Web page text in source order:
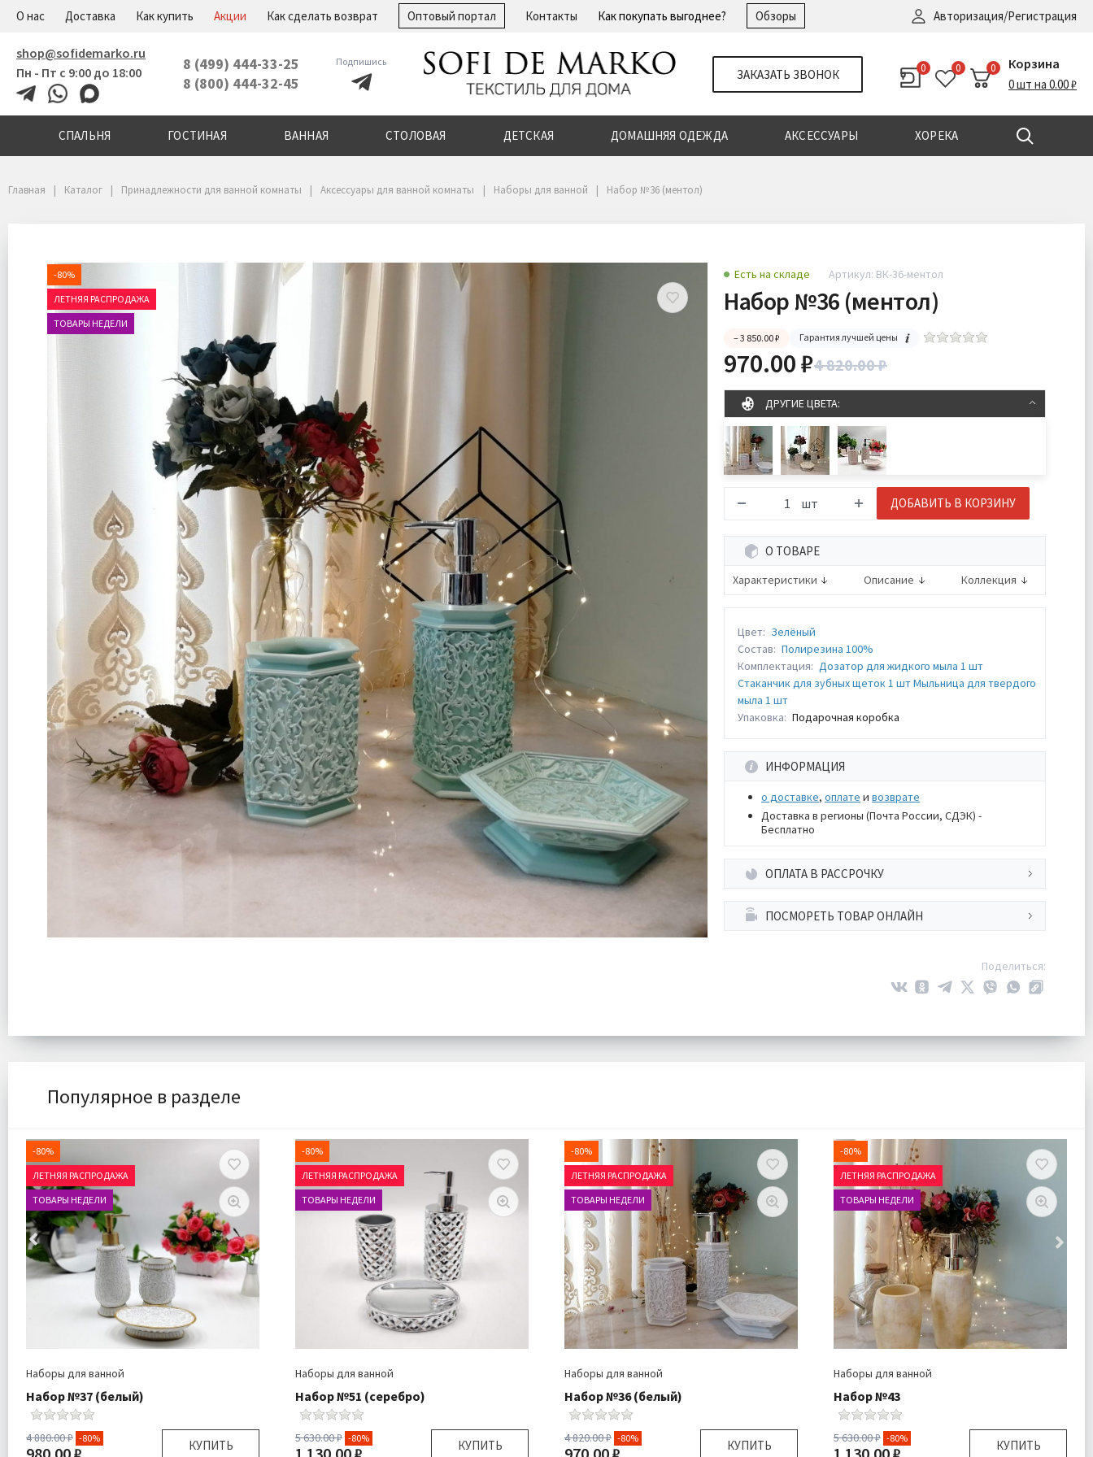
О нас Доставка Как купить Акции Как сделать возврат Оптовый портал Контакты Как покупать выгоднее? Обзоры Авторизация/Регистрация
shop@sofidemarko.ru
Пн - Пт с 9:00 до 18:00
8 (499) 444-33-25
8 (800) 444-32-45
Подпишись
ЗАКАЗАТЬ ЗВОНОК 0 0 0 Корзина
0 шт на 0.00 ₽
СПАЛЬНЯ ГОСТИНАЯ ВАННАЯ СТОЛОВАЯ ДЕТСКАЯ ДОМАШНЯЯ ОДЕЖДА АКСЕССУАРЫ ХОРЕКА
Регистрация
Главная Каталог Принадлежности для ванной комнаты Аксессуары для ванной комнаты Наборы для ванной Набор №36 (ментол)
-80%
ЛЕТНЯЯ РАСПРОДАЖА
ТОВАРЫ НЕДЕЛИ
Есть на складе Артикул: ВК-36-ментол
Набор №36 (ментол)
– 3 850.00 ₽ Гарантия лучшей цены
970.00 ₽4 820.00 ₽
ДРУГИЕ ЦВЕТА:
шт ДОБАВИТЬ В КОРЗИНУ
О ТОВАРЕ
Характеристики Описание Коллекция
Цвет: Зелёный
Состав: Полирезина 100%
Комплектация: Дозатор для жидкого мыла 1 шт
Стаканчик для зубных щеток 1 шт Мыльница для твердого
мыла 1 шт
Упаковка: Подарочная коробка
ИНФОРМАЦИЯ
о доставке, оплате и возврате
Доставка в регионы (Почта России, СДЭК) -
Бесплатно
ОПЛАТА В РАССРОЧКУ
ПОСМОРЕТЬ ТОВАР ОНЛАЙН
Поделиться:
Популярное в разделе
-80%
ЛЕТНЯЯ РАСПРОДАЖА
ТОВАРЫ НЕДЕЛИ
Наборы для ванной
Набор №37 (белый)
4 880.00 ₽ -80% КУПИТЬ
-80%
ЛЕТНЯЯ РАСПРОДАЖА
ТОВАРЫ НЕДЕЛИ
Наборы для ванной
Набор №51 (серебро)
5 630.00 ₽ -80% КУПИТЬ
-80%
ЛЕТНЯЯ РАСПРОДАЖА
ТОВАРЫ НЕДЕЛИ
Наборы для ванной
Набор №36 (белый)
4 820.00 ₽ -80% КУПИТЬ
-80%
ЛЕТНЯЯ РАСПРОДАЖА
ТОВАРЫ НЕДЕЛИ
Наборы для ванной
Набор №43
5 630.00 ₽ -80% КУПИТЬ